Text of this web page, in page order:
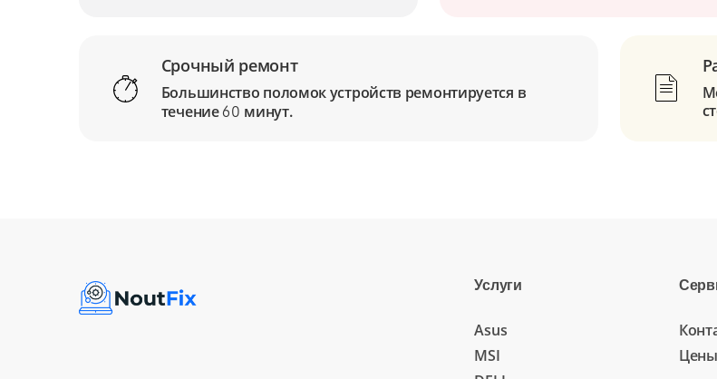
Срочный ремонт
Большинство поломок устройств ремонтируется в
течение 60 минут.
Услуги
Asus
MSI